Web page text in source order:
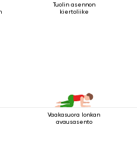
Tuolin asennon
kiertoliike
Vaakasuora lonkan
avausasento